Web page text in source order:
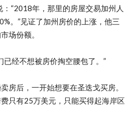
：“2018年，那里的房屋交易加州人
。”见证了加州房价的上涨，他三
场份额。
已经不想被房价掏空腰包了。”
房后，一开始想要在圣迭戈买房。
只有25万美元，只能买得起海岸区